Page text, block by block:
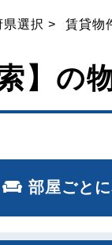
県選択 賃貸物
】の
部屋ごと